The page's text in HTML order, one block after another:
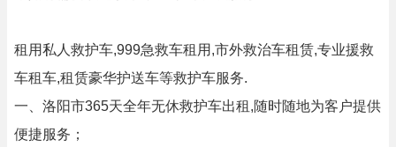
租用私人救护车,999急救车租用,市外救治车租赁,专业援救
车租车,租赁豪华护送车等救护车服务.
一、洛阳市365天全年无休救护车出租,随时随地为客户提供
便捷服务；